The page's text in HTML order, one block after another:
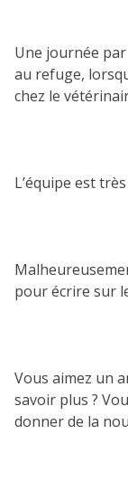
Une journée
au refuge,
chez le
L’équipe est
pour écrire sur
Vous aimez un
savoir plus ?
donner de la